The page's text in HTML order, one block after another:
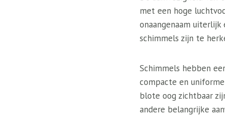
met een hoge
onaangenaam
schimmels zijn te
Schimmels hebben
compacte en
blote oog zichtbaar
andere belangrijke